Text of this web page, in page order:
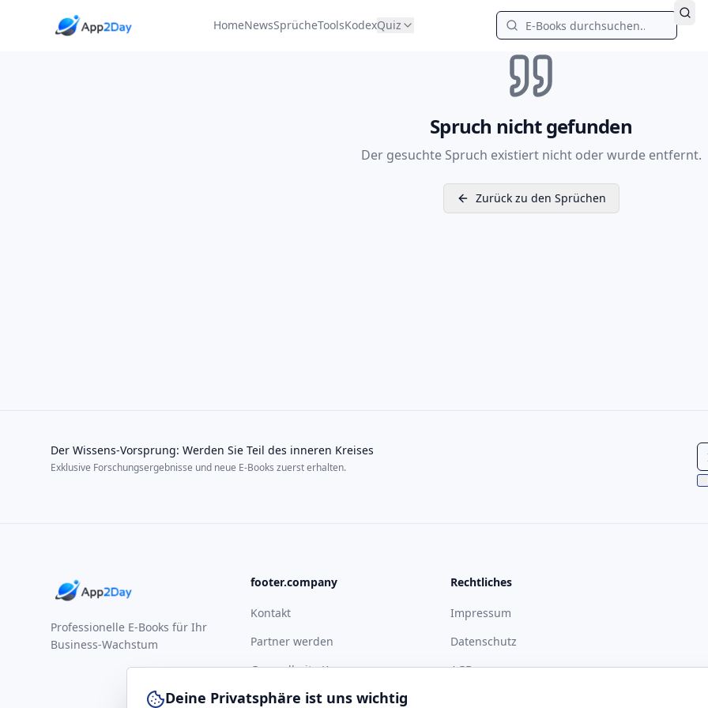
HomeNewsSprücheToolsKodexQuiz
Spruch nicht gefunden
Der gesuchte Spruch existiert nicht oder wurde entfernt.
Zurück zu den Sprüchen
Der Wissens-Vorsprung: Werden Sie Teil des inneren Kreises
Exklusive Forschungsergebnisse und neue E-Books zuerst erhalten.
Professionelle E-Books für Ihr
Business-Wachstum
footer.company
Kontakt
Partner werden
Gesundheits-Kompass
Rechtliches
Impressum
Datenschutz
AGB
Deine Privatsphäre ist uns wichtig